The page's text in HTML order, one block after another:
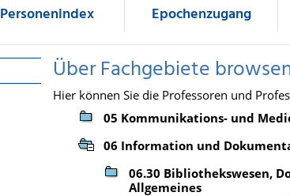
Personenindex Epochenzugang
Über Fachgebiete
Hier können Sie die Professoren und
05 Kommunikations- und
06 Information und
06.30 Bibliothekswesen,
Allgemeines